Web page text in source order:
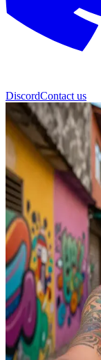
DiscordContact us